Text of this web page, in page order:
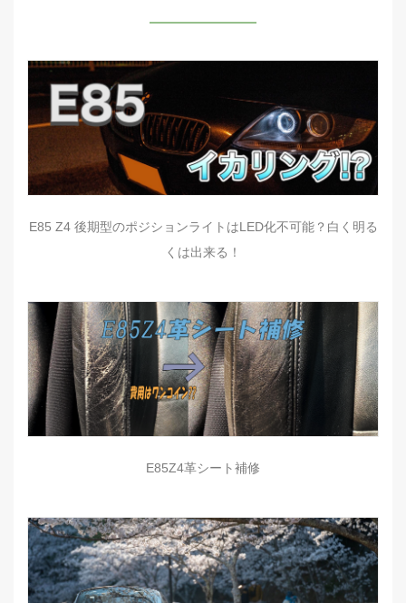
E85 Z4 後期型のポジションライトはLED化不可能？白く明る
くは出来る！
E85Z4革シート補修